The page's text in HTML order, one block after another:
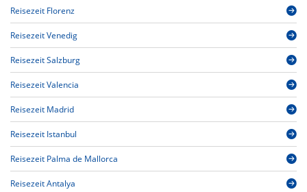
Reisezeit Florenz
Reisezeit Venedig
Reisezeit Salzburg
Reisezeit Valencia
Reisezeit Madrid
Reisezeit Istanbul
Reisezeit Palma de Mallorca
Reisezeit Antalya